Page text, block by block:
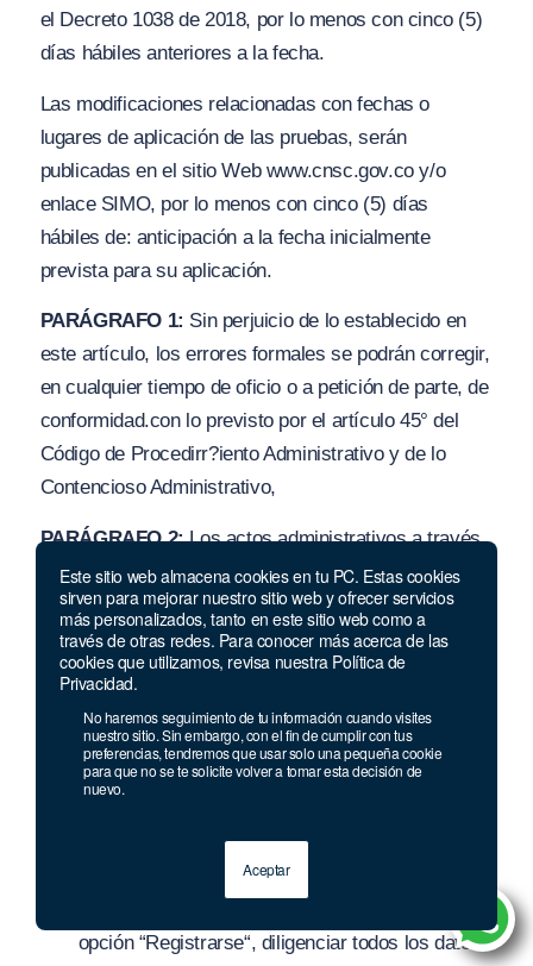
Este sitio web almacena cookies en tu PC. Estas cookies
sirven para mejorar nuestro sitio web y ofrecer servicios
más personalizados, tanto en este sitio web como a
través de otras redes. Para conocer más acerca de las
cookies que utilizamos, revisa nuestra Política de
Privacidad.
No haremos seguimiento de tu información cuando visites
nuestro sitio. Sin embargo, con el fin de cumplir con tus
preferencias, tendremos que usar solo una pequeña cookie
para que no se te solicite volver a tomar esta decisión de
nuevo.
Aceptar
el Decreto 1038 de 2018, por lo menos con cinco (5)
días hábiles anteriores a la fecha.
Las modificaciones relacionadas con fechas o
lugares de aplicación de las pruebas, serán
publicadas en el sitio Web www.cnsc.gov.coy/o
enlace SIMO, por lo menos con cinco (5) días
hábiles de: anticipación a la fecha inicialmente
prevista para su aplicación.
PARÁGRAFO 1: Sin perjuicio de lo establecido en
este artículo, los errores formales se podrán corregir,
en cualquier tiempo de oficio o a petición de parte, de
conformidad.con lo previsto por el artículo 45° del
Código de Procedirr?iento Administrativo y de lo
Contencioso Administrativo,
PARÁGRAFO 2:Los actos administrativos a través
de los cuales se realicen aclaracionesy/o
correcciones al presente Acuerdo, serán suscritos
únicamente por el Representante Legal de la
Comisión Nacional del Servicio Civil.
ARTÍCULO 14°.- CONSIDERACIONES PREVIAS
AL PROCESO DE INSCRIPCIÓN.Los aspirantes a
participar en el presente Concurso de Méritos; deben
opción “Registrarse“, diligenciar todos los datos